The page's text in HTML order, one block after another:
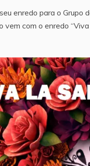
enredo para o
vem com o enredo